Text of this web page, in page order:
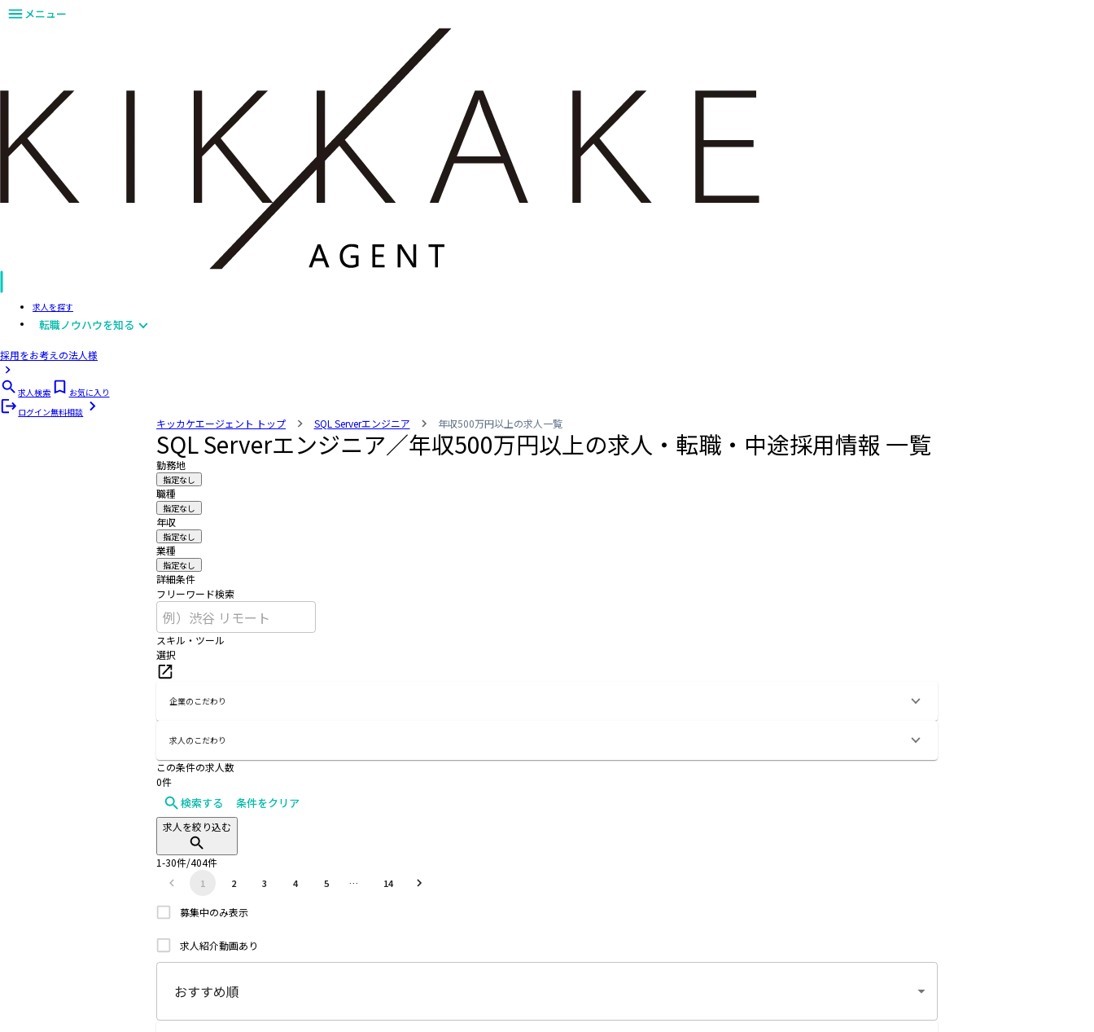
メニュー
求人を探す
転職ノウハウを知る
採用をお考えの法人様
求人検索
お気に入り
ログイン無料相談
キッカケエージェント トップ SQL Serverエンジニア 年収500万円以上の求人一覧
SQL Serverエンジニア／年収500万円以上の求人・転職・中途採用情報 一覧
勤務地
指定なし
職種
指定なし
年収
指定なし
業種
指定なし
詳細条件
フリーワード検索
スキル・ツール
選択
企業のこだわり
求人のこだわり
この条件の求人数
0件
検索する 条件をクリア
求人を絞り込む
1-30件/404件
1 2 3 4 5 … 14
募集中のみ表示
求人紹介動画あり